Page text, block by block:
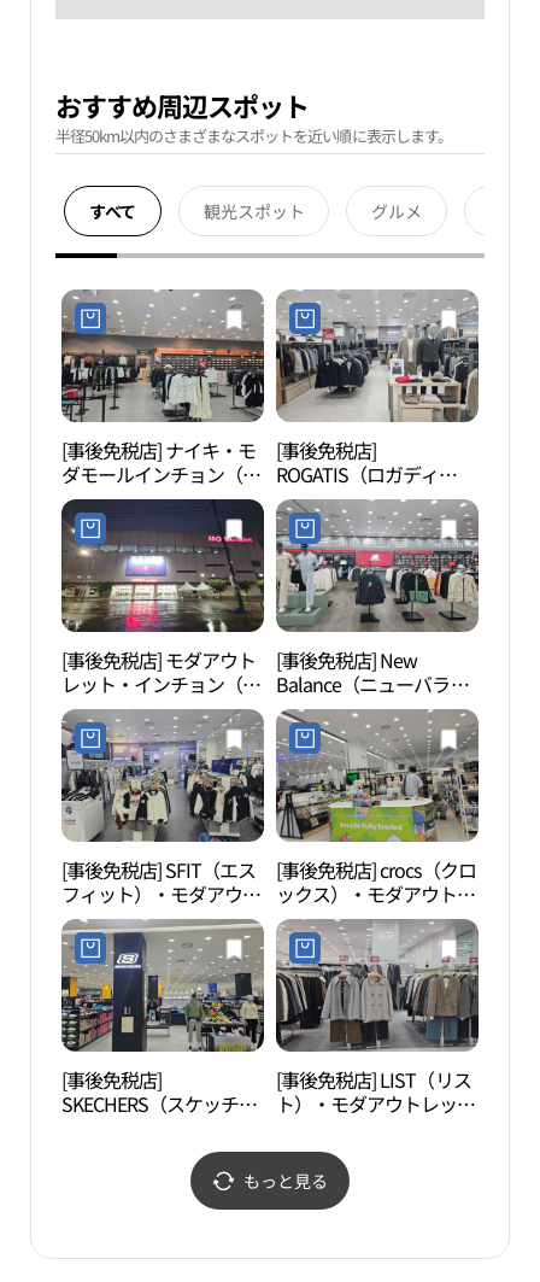
おすすめ周辺スポット
半径50km以内のさまざまなスポットを近い順に表示します。
すべて 観光スポット グルメ
[事後免税店] ナイキ・モ
ダモールインチョン（仁
川）(나이키 모다아울렛
인천점)
[事後免税店]
ROGATIS（ロガディ
ス）・モダアウトレット
インチョン（仁川）店
(로가디스 모다아울렛 인
천점)
[事後免税店] モダアウト
レット・インチョン（仁
川）店(모다아울렛 인천
점)
[事後免税店] New
Balance（ニューバラン
ス）・モダアウトレット
インチョン（仁川）店
(뉴발란스 모다아울렛 인
천점)
[事後免税店] SFIT（エス
フィット）・モダアウト
レットインチョン（仁
川）店(에스핏 모다아울
렛 인천점)
[事後免税店] crocs（クロ
ックス）・モダアウトレ
ットインチョン（仁川）
店(크록스 모다아울렛 인
천점)
[事後免税店]
SKECHERS（スケッチャ
トインチョン（仁川）店
(스케쳐스 모다아울렛 인
[事後免税店] LIST（リス
ト）・モダアウトレット
(리스트 모다아울렛 인천
점)
もっと見る